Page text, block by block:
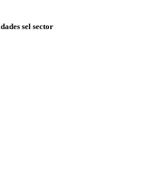
sel sector